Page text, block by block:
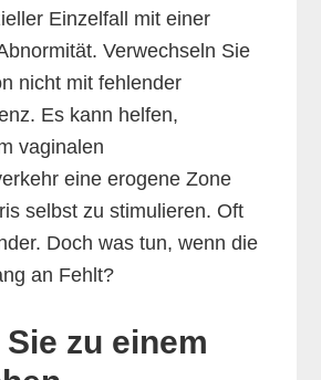
Einzelfall mit einer
Verwechseln Sie
nicht mit fehlender
Es kann helfen,
vaginalen
eine erogene Zone
selbst zu stimulieren. Oft
Doch was tun, wenn die
an Fehlt?
zu einem